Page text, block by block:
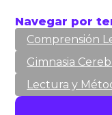
Navegar por
Comprensión
Gimnasia
Lectura y